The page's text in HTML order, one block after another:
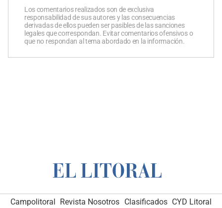
Los comentarios realizados son de exclusiva
responsabilidad de sus autores y las consecuencias
derivadas de ellos pueden ser pasibles de las sanciones
legales que correspondan. Evitar comentarios ofensivos o
que no respondan al tema abordado en la información.
Campolitoral Revista Nosotros Clasificados CYD Litoral